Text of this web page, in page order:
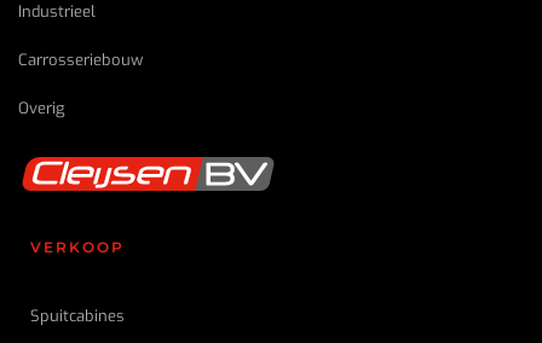
Industrieel
Carrosseriebouw
Overig
VERKOOP
Spuitcabines